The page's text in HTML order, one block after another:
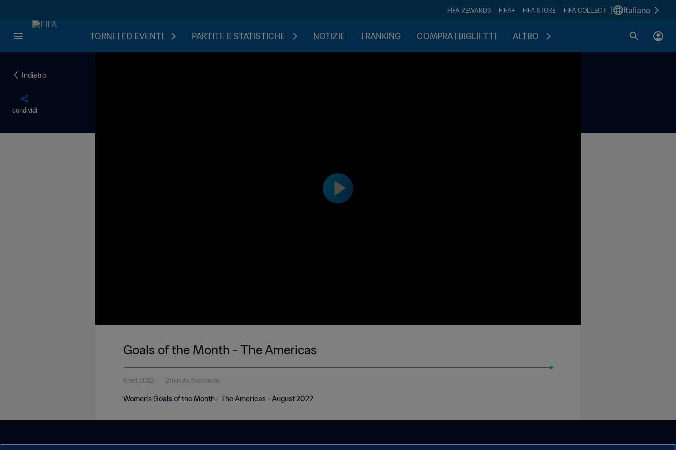
FIFA REWARDS FIFA+ FIFA STORE FIFA COLLECT Italiano
TORNEI ED EVENTI PARTITE E STATISTICHE NOTIZIE I RANKING COMPRA I BIGLIETTI ALTRO
Indietro
condividi
Goals of the Month - The Americas
6 set 2022 2minuto 9secondo
Women's Goals of the Month - The Americas - August 2022